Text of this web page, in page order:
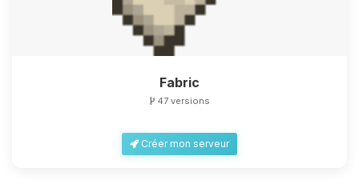
Fabric
47 versions
Créer mon serveur